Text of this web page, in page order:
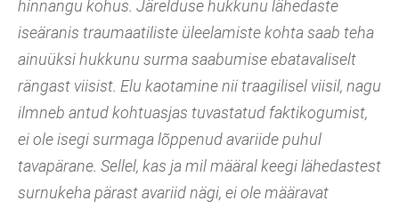
hinnangu kohus. Järelduse hukkunu lähedaste
iseäranis traumaatiliste üleelamiste kohta saab teha
ainuüksi hukkunu surma saabumise ebatavaliselt
rängast viisist. Elu kaotamine nii traagilisel viisil, nagu
ilmneb antud kohtuasjas tuvastatud faktikogumist,
ei ole isegi surmaga lõppenud avariide puhul
tavapärane. Sellel, kas ja mil määral keegi lähedastest
surnukeha pärast avariid nägi, ei ole määravat